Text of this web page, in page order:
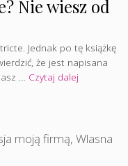
Nie wiesz od
Jednak po tę książkę
że jest napisana
… Czytaj dalej
moją firmą,Wlasna